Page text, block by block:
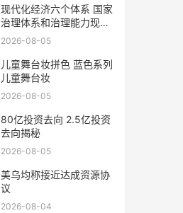
现代化经济六个体系 国家
治理体系和治理能力现代
化
2026-08-05
儿童舞台妆拼色 蓝色系列
儿童舞台妆
2026-08-05
80亿投资去向 2.5亿投资
去向揭秘
2026-08-05
美乌均称接近达成资源协
议
2026-08-04